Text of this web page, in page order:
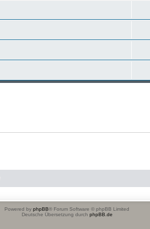
Powered by phpBB® Forum Software © phpBB Limited
Deutsche Übersetzung durch phpBB.de